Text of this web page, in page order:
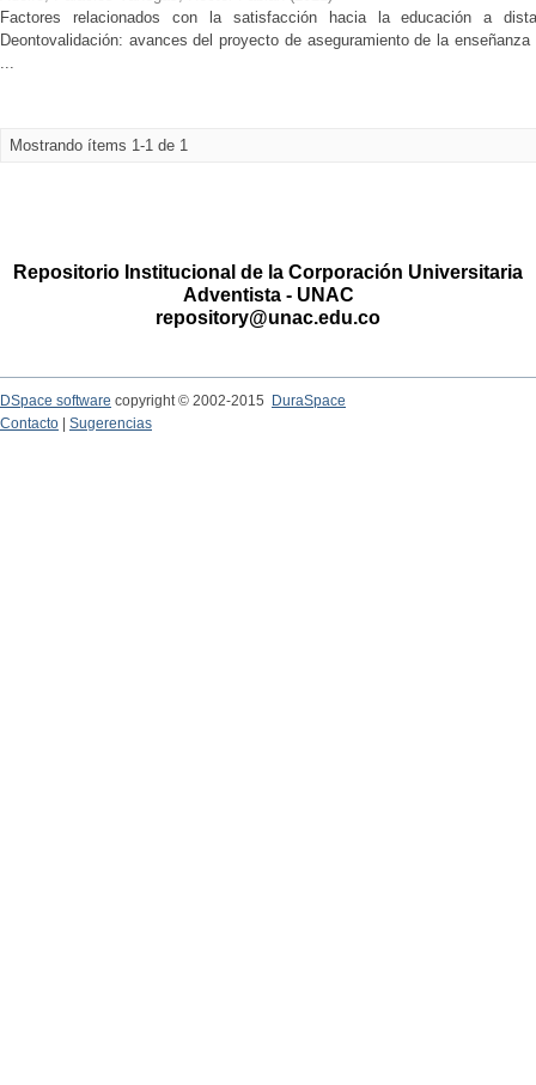
Factores relacionados con la satisfacción hacia la educación a
Deontovalidación: avances del proyecto de aseguramiento de la
...
Mostrando ítems 1-1 de 1
Repositorio Institucional de la Corporación Universitaria
Adventista - UNAC
repository@unac.edu.co
DSpace software copyright © 2002-2015
DuraSpace
Contacto
Sugerencias